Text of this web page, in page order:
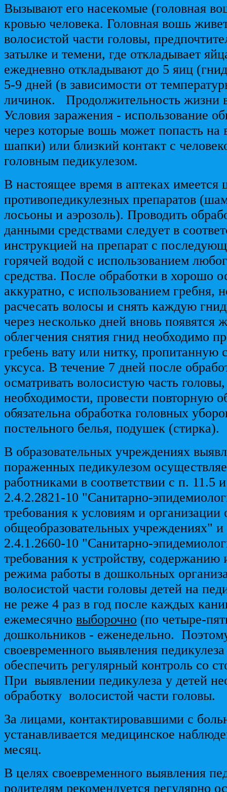
Вызывают его насекомые (головная
кровью человека. Головная вошь
волосистой части головы,
затылке и темени, где откладывает
ежедневно откладывают до 5 яиц
5-9 дней (в зависимости от
личинок. Продолжительность жизни
Условия заражения - использование
через которые вошь может попасть на
шапки) или близкий контакт с
головным педикулезом.
В настоящее время в аптеках имеется
противопедикулезных препаратов
лосьоны и аэрозоль). Проводить
данными средствами следует в
инструкцией на препарат с
горячей водой с использованием
средства. После обработки в хорошо
аккуратно, с использованием гребня,
расчесать волосы и снять каждую
через несколько дней вновь
облегчения снятия гнид необходимо
гребень вату или нитку, пропитанную
уксуса. В течение 7 дней после
осматривать волосистую часть
необходимости, провести повторную
обязательна обработка головных
постельного белья, подушек (стирка).
В образовательных учреждениях
пораженных педикулезом
работниками в соответствии с п.
2.4.2.2821-10 "Санитарно-
требования к условиям и организации
общеобразовательных учреждениях"
2.4.1.2660-10 "Санитарно-
требования к устройству, содержанию
режима работы в дошкольных
волосистой части головы детей на
не реже 4 раз в год после каждых
ежемесячно выборочно (по четыре-
дошкольников - еженедельно.
своевременного выявления
обеспечить регулярный контроль со
При выявлении педикулеза у детей
обработку волосистой части головы.
За лицами, контактировавшими с
устанавливается медицинское
месяц.
В целях своевременного выявления
родителям рекомендуется регулярно